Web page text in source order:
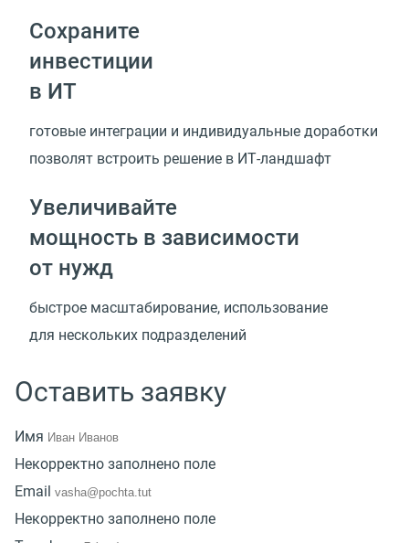
Сохраните
инвестиции
в ИТ
готовые интеграции и индивидуальные доработки
позволят встроить решение в ИТ-ландшафт
Увеличивайте
мощность в зависимости
от нужд
быстрое масштабирование, использование
для нескольких подразделений
Оставить заявку
Имя
Некорректно заполнено поле
Email
Некорректно заполнено поле